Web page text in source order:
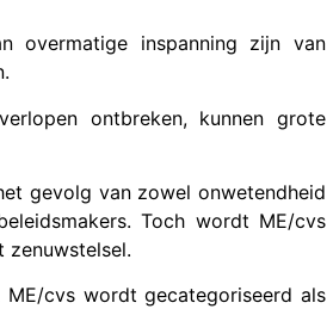
overmatige inspanning zijn van
ontbreken, kunnen grote
gevolg van zowel onwetendheid
Toch wordt ME/cvs
zenuwstelsel.
cvs wordt gecategoriseerd als